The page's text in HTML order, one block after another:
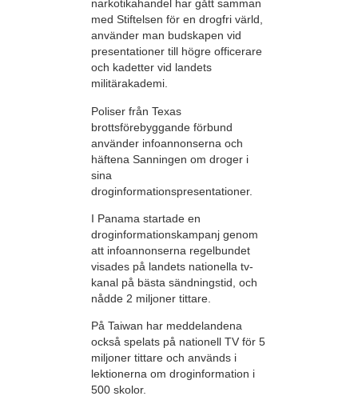
narkotikahandel har gått samman
med Stiftelsen för en drogfri värld,
använder man budskapen vid
presentationer till högre officerare
och kadetter vid landets
militärakademi.
Poliser från Texas
brottsförebyggande förbund
använder infoannonserna och
häftena Sanningen om droger i
sina
droginformationspresentationer.
I Panama startade en
droginformationskampanj genom
att infoannonserna regelbundet
visades på landets nationella tv-
kanal på bästa sändningstid, och
nådde 2 miljoner tittare.
På Taiwan har meddelandena
också spelats på nationell TV för 5
miljoner tittare och används i
lektionerna om droginformation i
500 skolor.